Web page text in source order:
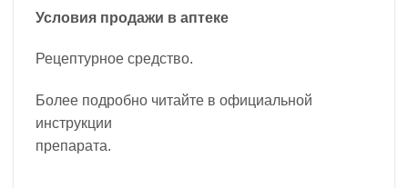
Условия продажи в аптеке
Рецептурное средство.
Более подробно читайте в официальной
инструкции
препарата.